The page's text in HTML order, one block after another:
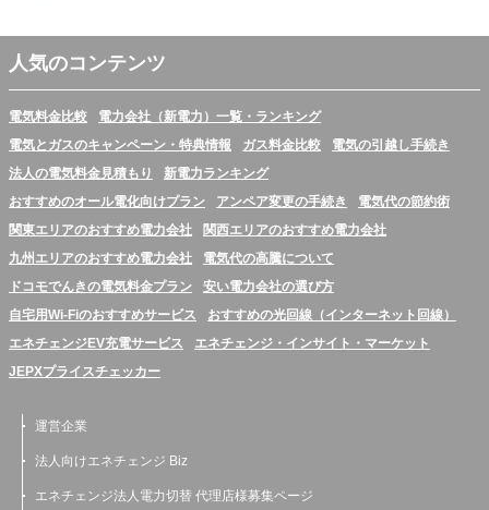
人気のコンテンツ
電気料金比較
電力会社（新電力）一覧・ランキング
電気とガスのキャンペーン・特典情報
ガス料金比較
電気の引越し手続き
法人の電気料金見積もり
新電力ランキング
おすすめのオール電化向けプラン
アンペア変更の手続き
電気代の節約術
関東エリアのおすすめ電力会社
関西エリアのおすすめ電力会社
九州エリアのおすすめ電力会社
電気代の高騰について
ドコモでんきの電気料金プラン
安い電力会社の選び方
自宅用Wi-Fiのおすすめサービス
おすすめの光回線（インターネット回線）
エネチェンジEV充電サービス
エネチェンジ・インサイト・マーケット
JEPXプライスチェッカー
運営企業
法人向けエネチェンジ Biz
エネチェンジ法人電力切替 代理店様募集ページ